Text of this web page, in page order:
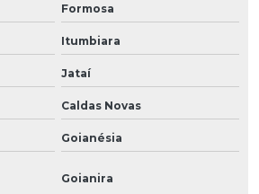
Formosa
Itumbiara
Jataí
Caldas Novas
Goianésia
Goianira